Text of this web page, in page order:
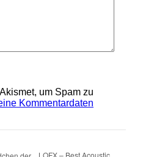
um Spam zu
Kommentardaten